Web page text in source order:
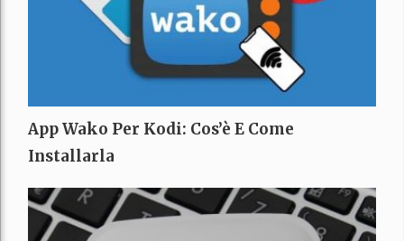
App Wako Per Kodi: Cos’è E Come
Installarla